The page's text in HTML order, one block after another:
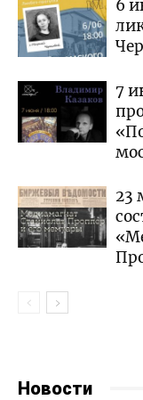
6
7
23
Новости